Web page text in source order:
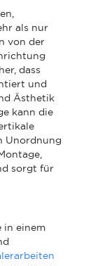
als nur
von der
dass
und
Ästhetik
kann die
Unordnung
sorgt für
in einem